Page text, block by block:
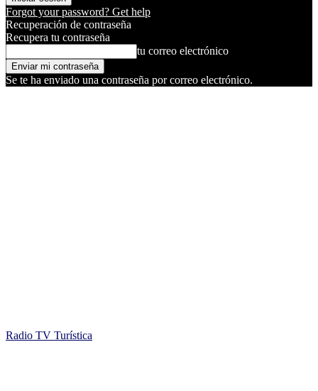
Forgot your password? Get help
Recuperación de contraseña
Recupera tu contraseña
tu correo electrónico
Se te ha enviado una contraseña por correo electrónico.
Radio TV Turística